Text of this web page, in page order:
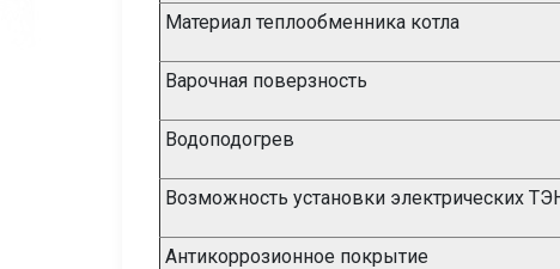
Материал теплообменника котла
Варочная поверзность
Водоподогрев
Возможность установки электрических
Антикоррозионное покрытие